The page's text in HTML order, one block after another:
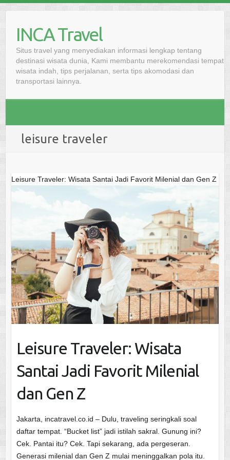
contentINCA Travel
Situs travel yang menyediakan informasi lengkap tentang
destinasi wisata dunia, Kami membantu merekomendasi tempat
wisata indah, tips perjalanan, serta tips akomodasi dan
transportasi lainnya.
leisure traveler
Leisure Traveler: Wisata Santai Jadi Favorit Milenial dan Gen Z
Leisure Traveler: Wisata
Santai Jadi Favorit Milenial
dan Gen Z
Jakarta, incatravel.co.id – Dulu, traveling seringkali soal
daftar tempat. “Bucket list” jadi istilah sakral. Gunung ini?
Cek. Pantai itu? Cek. Tapi sekarang, ada pergeseran.
Generasi milenial dan Gen Z mulai meninggalkan pola itu.